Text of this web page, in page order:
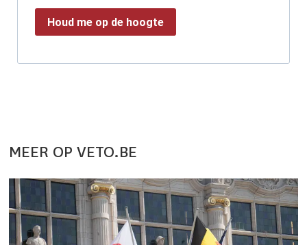
Houd me op de hoogte
MEER OP VETO.BE